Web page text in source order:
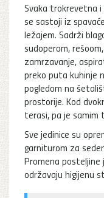
Svaka trokrevetna
se sastoji iz
ležajem. Sadrži
sudoperom,
zamrzavanje,
preko puta kuhinje
pogledom na
prostorije. Kod
terasi, pa je samim
Sve jedinice su
garniturom za
Promena posteljine
održavaju higijenu